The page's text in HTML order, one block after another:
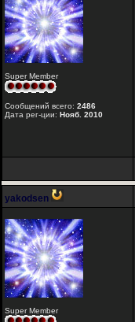
Super Member
Сообщений всего: 2486
Дата рег-ции: Нояб. 2010
yakodsen
Super Member